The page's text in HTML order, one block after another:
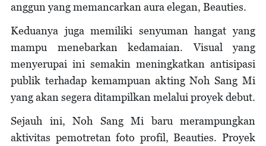
anggun yang memancarkan aura elegan, Beauties.
Keduanya juga memiliki senyuman hangat yang
mampu menebarkan kedamaian. Visual yang
menyerupai ini semakin meningkatkan antisipasi
publik terhadap kemampuan akting Noh Sang Mi
yang akan segera ditampilkan melalui proyek debut.
Sejauh ini, Noh Sang Mi baru merampungkan
aktivitas pemotretan foto profil, Beauties. Proyek